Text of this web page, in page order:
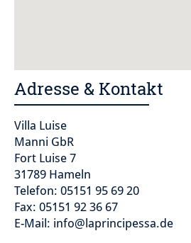
Adresse & Kontakt
Villa Luise
Manni GbR
Fort Luise 7
31789 Hameln
Telefon: 05151 95 69 20
Fax: 05151 92 36 67
E-Mail: info@laprincipessa.de